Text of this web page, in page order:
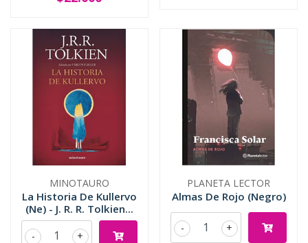
MINOTAURO
La Historia De Kullervo
(Ne) - J. R. R. Tolkien...
+
-
PLANETA LECTOR
Almas De Rojo (Negro)
+
-